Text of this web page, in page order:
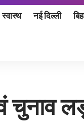
स्वास्थ नई दिल्ली
चुनाव